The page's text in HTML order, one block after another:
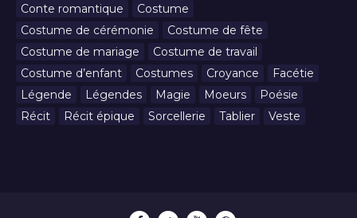
Conte romantique
Costume
Costume de cérémonie
Costume de fête
Costume de mariage
Costume de travail
Costume d’enfant
Costumes Croyance
Facétie
Légende
Légendes Magie Moeurs
Poésie
Récit
Récit épique Sorcellerie Tablier Veste